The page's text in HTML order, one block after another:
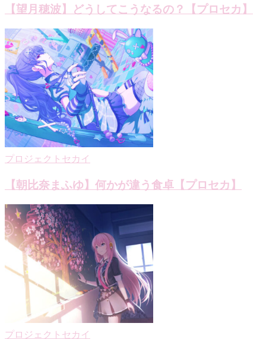
【望月穂波】どうしてこうなるの？【プロセカ】
プロジェクトセカイ
【朝比奈まふゆ】何かが違う食卓【プロセカ】
プロジェクトセカイ